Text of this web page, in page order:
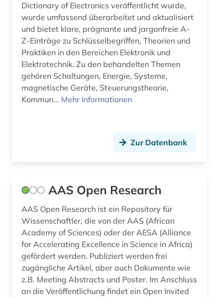
components (1)
computer (11)
computer communication networks (1)
computer science (3)
computer-hardware (1)
computertechnik (4)
computertechnologie (1)
computerwissenschaft (2)
computerwissenschaften (1)
computing &amp; processing (1)
controlling (1)
Dictionary of Electronics veröffentlicht wurde,
wurde umfassend überarbeitet und aktualisiert
und bietet klare, prägnante und jargonfreie A-
Z-Einträge zu Schlüsselbegriffen, Theorien und
Praktiken in den Bereichen Elektronik und
Elektrotechnik. Zu den behandelten Themen
gehören Schaltungen, Energie, Systeme,
magnetische Geräte, Steuerungstheorie,
Kommun... Mehr Informationen
Zur Datenbank
AAS Open Research
AAS Open Research ist ein Repository für
Wissenschaftler, die von der AAS (African
Academy of Sciences) oder der AESA (Alliance
for Accelerating Excellence in Science in Africa)
gefördert werden. Publiziert werden frei
zugängliche Artikel, aber auch Dokumente wie
z.B. Meeting Abstracts und Poster. Im Anschluss
an die Veröffentlichung findet ein Open Invited